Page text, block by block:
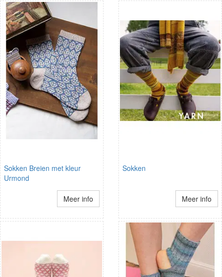
Sokken Breien met kleur
Urmond
Meer info
Sokken
Meer info